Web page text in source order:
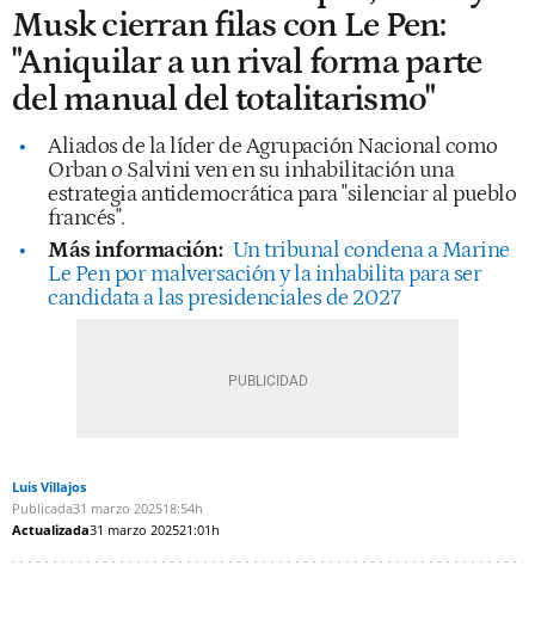
Musk cierran filas con Le Pen:
"Aniquilar a un rival forma parte
del manual del totalitarismo"
Aliados de la líder de Agrupación Nacional como
Orban o Salvini ven en su inhabilitación una
estrategia antidemocrática para "silenciar al pueblo
francés".
Más información: Un tribunal condena a Marine
Le Pen por malversación y la inhabilita para ser
candidata a las presidenciales de 2027
Luis Villajos
Publicada31 marzo 202518:54h
Actualizada31 marzo 202521:01h